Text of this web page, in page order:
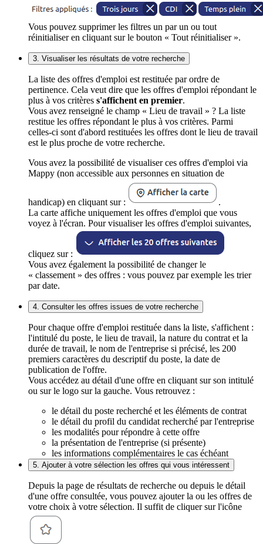
Vous pouvez supprimer les filtres un par un ou tout
réinitialiser en cliquant sur le bouton « Tout réinitialiser ».
3. Visualiser les résultats de votre recherche
La liste des offres d'emploi est restituée par ordre de
pertinence. Cela veut dire que les offres d'emploi répondant le
plus à vos critères s'affichent en premier.
Vous avez renseigné le champ « Lieu de travail » ? La liste
restitue les offres répondant le plus à vos critères. Parmi
celles-ci sont d'abord restituées les offres dont le lieu de travail
est le plus proche de votre recherche.
Vous avez la possibilité de visualiser ces offres d'emploi via
Mappy (non accessible aux personnes en situation de
handicap) en cliquant sur :
.
La carte affiche uniquement les offres d'emploi que vous
voyez à l'écran. Pour visualiser les offres d'emploi suivantes,
cliquez sur :
Vous avez également la possibilité de changer le
« classement » des offres : vous pouvez par exemple les trier
par date.
4. Consulter les offres issues de votre recherche
Pour chaque offre d'emploi restituée dans la liste, s'affichent :
l'intitulé du poste, le lieu de travail, la nature du contrat et la
durée de travail, le nom de l'entreprise si précisé, les 200
premiers caractères du descriptif du poste, la date de
publication de l'offre.
Vous accédez au détail d'une offre en cliquant sur son intitulé
ou sur le logo sur la gauche. Vous retrouvez :
le détail du poste recherché et les éléments de contrat
le détail du profil du candidat recherché par l'entreprise
les modalités pour répondre à cette offre
la présentation de l'entreprise (si présente)
les informations complémentaires le cas échéant
5. Ajouter à votre sélection les offres qui vous intéressent
Depuis la page de résultats de recherche ou depuis le détail
d'une offre consultée, vous pouvez ajouter la ou les offres de
votre choix à votre sélection. Il suffit de cliquer sur l'icône